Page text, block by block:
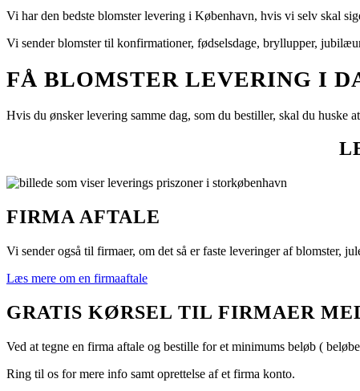
Vi har den bedste blomster levering i København, hvis vi selv skal
Vi sender blomster til konfirmationer, fødselsdage, bryllupper,
FÅ BLOMSTER LEVERING I
Hvis du ønsker levering samme dag, som du bestiller, skal du huske
FIRMA AFTALE
Vi sender også til firmaer, om det så er faste leveringer af blomster,
Læs mere om en firmaaftale
GRATIS KØRSEL TIL FIRMAER
Ved at tegne en firma aftale og bestille for et minimums beløb (
Ring til os for mere info samt oprettelse af et firma konto.